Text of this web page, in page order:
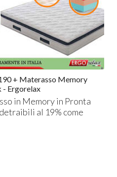
+ Materasso Memory
- Ergorelax
in Memory in Pronta
al 19% come